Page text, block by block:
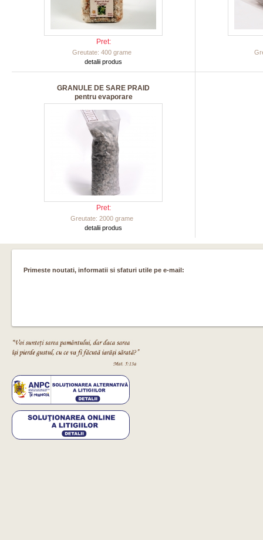
Pret:
Greutate: 400 grame
detalii produs
GRANULE DE SARE PRAID
pentru evaporare
Pret:
Greutate: 2000 grame
detalii produs
Primeste noutati, informatii si sfaturi utile pe e-mail: